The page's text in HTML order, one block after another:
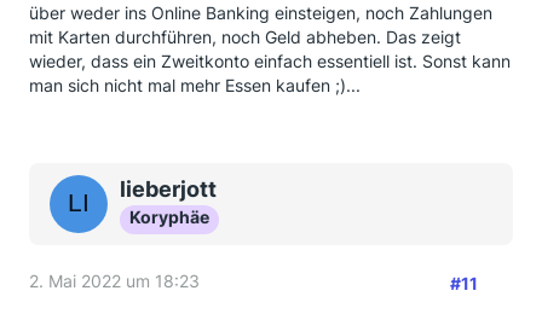
über weder ins Online Banking einsteigen, noch Zahlungen
mit Karten durchführen, noch Geld abheben. Das zeigt
wieder, dass ein Zweitkonto einfach essentiell ist. Sonst kann
man sich nicht mal mehr Essen kaufen ;)...
lieberjott
Koryphäe
2. Mai 2022 um 18:23 #11